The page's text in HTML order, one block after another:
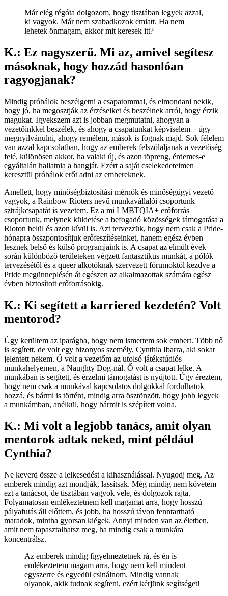
Már elég régóta dolgozom, hogy tisztában legyek azzal,
ki vagyok. Már nem szabadkozok emiatt. Ha nem
lehetek önmagam, akkor mit keresek itt?
K.: Ez nagyszerű. Mi az, amivel segítesz
másoknak, hogy hozzád hasonlóan
ragyogjanak?
Mindig próbálok beszélgetni a csapatommal, és elmondani nekik,
hogy jó, ha megosztják az érzéseiket és beszélnek arról, hogy érzik
magukat. Igyekszem azt is jobban megmutatni, ahogyan a
vezetőinkkel beszélek, és ahogy a csapatunkat képviselem – úgy
megnyilvánulni, ahogy remélem, mások is fognak majd. Sok félelem
van azzal kapcsolatban, hogy az emberek felszólaljanak a vezetőség
felé, különösen akkor, ha valaki új, és azon töpreng, érdemes-e
egyáltalán hallatnia a hangját. Ezért a saját cselekedeteimen
keresztül próbálok erőt adni az embereknek.
Amellett, hogy minőségbiztosítási mérnök és minőségügyi vezető
vagyok, a Rainbow Rioters nevű munkavállalói csoportunk
sztrájkcsapatát is vezetem. Ez a mi LMBTQIA+ erőforrás
csoportunk, melynek küldetése a befogadó közösségek támogatása a
Rioton belül és azon kívül is. Azt tervezzük, hogy nem csak a Pride-
hónapra összpontosítjuk erőfeszítéseinket, hanem egész évben
lesznek belső és külső programjaink is. A csapat az elmúlt évek
során különböző területeken végzett fantasztikus munkát, a pólók
tervezésétől és a queer alkotóknak szervezett fórumoktól kezdve a
Pride megünneplésén át egészen az alkalmazottak számára egész
évben biztosított erőforrásokig.
K.: Ki segített a karriered kezdetén? Volt
mentorod?
Úgy kerültem az iparágba, hogy nem ismertem sok embert. Több nő
is segített, de volt egy bizonyos személy, Cynthia Ibarra, aki sokat
jelentett nekem. Ő volt a vezetőm az utolsó játékstúdiós
munkahelyemen, a Naughty Dog-nál. Ő volt a csapat lelke. A
munkában is segített, és érzelmi támogatást is nyújtott. Úgy éreztem,
hogy nem csak a munkával kapcsolatos dolgokkal fordulhatok
hozzá, és bármi is történt, mindig arra ösztönzött, hogy jobb legyek
a munkámban, anélkül, hogy bármit is szépített volna.
K.: Mi volt a legjobb tanács, amit olyan
mentorok adtak neked, mint például
Cynthia?
Ne keverd össze a lelkesedést a kihasználással. Nyugodj meg. Az
emberek mindig azt mondják, lassítsak. Még mindig nem követem
ezt a tanácsot, de tisztában vagyok vele, és dolgozok rajta.
Folyamatosan emlékeztetnem kell magamat arra, hogy hosszú
pályafutás áll előttem, és jobb, ha hosszú távon fenntartható
maradok, mintha gyorsan kiégek. Annyi minden van az életben,
amit nem tapasztalhatsz meg, ha mindig csak a munkára
koncentrálsz.
Az emberek mindig figyelmeztetnek rá, és én is
emlékeztetem magam arra, hogy nem kell mindent
egyszerre és egyedül csinálnom. Mindig vannak
olyanok, akik tudnak segíteni, ezért kérjünk segítséget!